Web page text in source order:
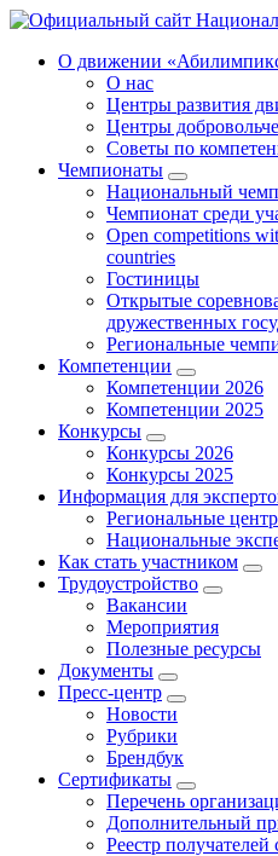
О движении
О нас
Центры развития
Центры
Советы по
Чемпионаты
Национальный
Чемпионат среди
Open competitions
countries
Гостиницы
Открытые
дружественных
Региональные
Компетенции
Компетенции 2026
Компетенции 2025
Конкурсы
Конкурсы 2026
Конкурсы 2025
Информация для
Региональные
Национальные
Как стать участником
Трудоустройство
Вакансии
Мероприятия
Полезные ресурсы
Документы
Пресс-центр
Новости
Рубрики
Брендбук
Сертификаты
Перечень
Дополнительный
Реестр получателей